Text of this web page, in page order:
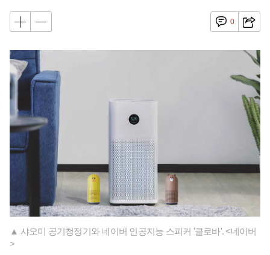
0
▲ 샤오미 공기청정기와 네이버 인공지능 스피커 '클로바'. <네이버
>